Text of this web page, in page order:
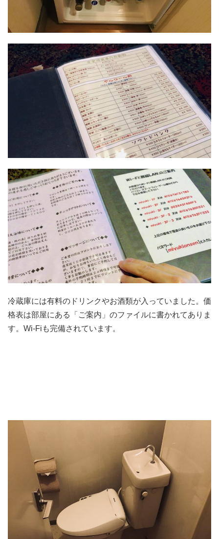
冷蔵庫には有料のドリンクやお酒類が入っていました。価
格表は部屋にある「ご案内」のファイルに書かれてありま
す。Wi-Fiも完備されています。